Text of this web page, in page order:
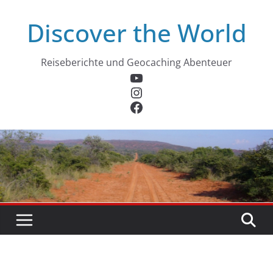
springenDiscover the World
Reiseberichte und Geocaching Abenteuer
YouTube
Instagram
Facebook